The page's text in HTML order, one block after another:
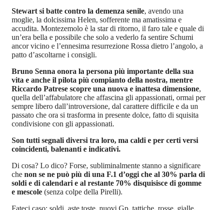
Stewart si batte contro la demenza senile, avendo una
moglie, la dolcissima Helen, sofferente ma amatissima e
accudita. Montezemolo è la star di ritorno, il faro tale e quale di
un’era bella e possibile che solo a vederlo fa sentire Schumi
ancor vicino e l’ennesima resurrezione Rossa dietro l’angolo, a
patto d’ascoltarne i consigli.
Bruno Senna onora la persona più importante della sua
vita e anche il pilota più compianto della nostra, mentre
Riccardo Patrese scopre una nuova e inattesa dimensione,
quella dell’affabulatore che affascina gli appassionati, ormai per
sempre libero dall’introversione, dal carattere difficile e da un
passato che ora si trasforma in presente dolce, fatto di squisita
condivisione con gli appassionati.
Son tutti segnali diversi tra loro, ma caldi e per certi versi
coincidenti, balenanti e indicativi.
Di cosa? Lo dico? Forse, subliminalmente stanno a significare
che non se ne può più di una F.1 d’oggi che al 30% parla di
soldi e di calendari e al restante 70% disquisisce di gomme
e mescole (senza colpe della Pirelli).